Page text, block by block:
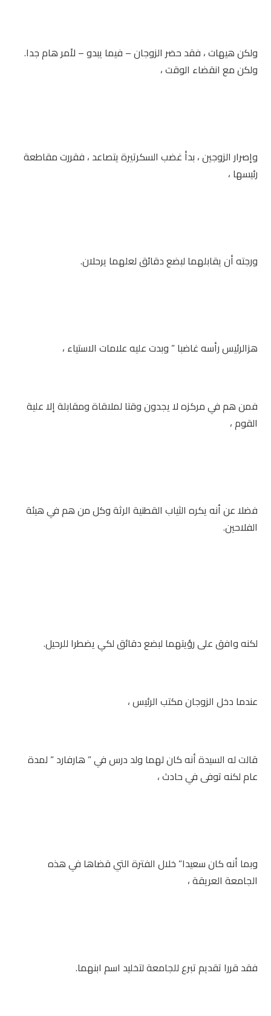
ولكن هيهات ، فقد حضر الزوجان – فيما يبدو – لأمر هام جدا.
ولكن مع انقضاء الوقت ،
وإصرار الزوجين ، بدأ غضب السكرتيرة يتصاعد ، فقررت مقاطعة
رئيسها ،
ورجته أن يقابلهما لبضع دقائق لعلهما يرحلان.
هزالرئيس رأسه غاضبا ” وبدت عليه علامات الاستياء ،
فمن هم في مركزه لا يجدون وقتا لملاقاة ومقابلة إلا علية
القوم ،
فضلا عن أنه يكره الثياب القطنية الرثة وكل من هم في هيئة
الفلاحين.
لكنه وافق على رؤيتهما لبضع دقائق لكي يضطرا للرحيل.
عندما دخل الزوجان مكتب الرئيس ،
قالت له السيدة أنه كان لهما ولد درس في ” هارفارد ” لمدة
عام لكنه توفى في حادث ،
وبما أنه كان سعيدا” خلال الفترة التي قضاها في هذه
الجامعة العريقة ،
فقد قررا تقديم تبرع للجامعة لتخليد اسم ابنهما.